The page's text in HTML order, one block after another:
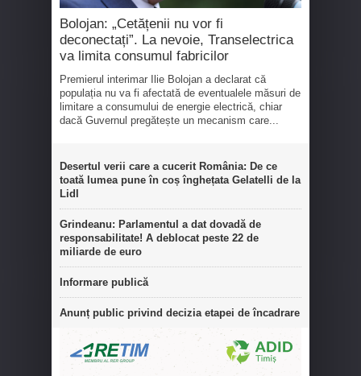
Bolojan: „Cetățenii nu vor fi
deconectați”. La nevoie, Transelectrica
va limita consumul fabricilor
Premierul interimar Ilie Bolojan a declarat că
populația nu va fi afectată de eventualele măsuri de
limitare a consumului de energie electrică, chiar
dacă Guvernul pregătește un mecanism care...
Desertul verii care a cucerit România: De ce
toată lumea pune în coș înghețata Gelatelli de la
Lidl
Grindeanu: Parlamentul a dat dovadă de
responsabilitate! A deblocat peste 22 de
miliarde de euro
Informare publică
Anunț public privind decizia etapei de încadrare